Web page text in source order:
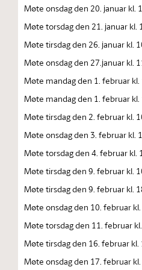
Møte onsdag den 20. januar kl.
Møte torsdag den 21. januar kl.
Møte tirsdag den 26. januar kl.
Møte onsdag den 27.januar kl.
Møte mandag den 1. februar kl.
Møte mandag den 1. februar kl.
Møte tirsdag den 2. februar kl.
Møte onsdag den 3. februar kl.
Møte torsdag den 4. februar kl.
Møte tirsdag den 9. februar kl.
Møte tirsdag den 9. februar kl.
Møte onsdag den 10. februar
Møte torsdag den 11. februar
Møte tirsdag den 16. februar kl.
Møte onsdag den 17. februar